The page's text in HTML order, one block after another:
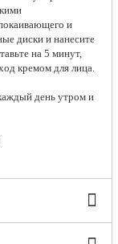
и
диски и нанесите
на 5 минут,
кремом для лица.
день утром и